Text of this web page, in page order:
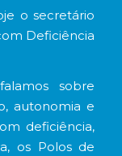
o secretário
Deficiência
sobre
autonomia e
deficiência,
os Polos de